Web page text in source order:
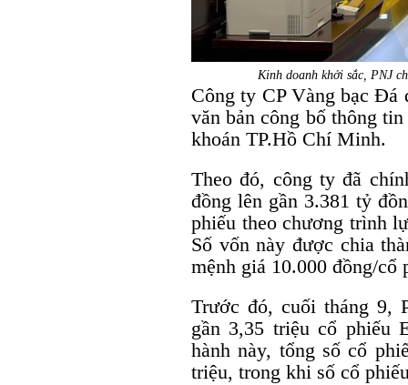
Kinh doanh khởi sắc, PNJ
Công ty CP Vàng bạc Đá
văn bản công bố thông
khoán TP.Hồ Chí Minh.
Theo đó, công ty đã
đồng lên gần 3.381 tỷ
phiếu theo chương trình
Số vốn này được chia
mệnh giá 10.000 đồng/cổ
Trước đó, cuối tháng 9,
gần 3,35 triệu cổ phiếu
hành này, tổng số cổ
triệu, trong khi số cổ